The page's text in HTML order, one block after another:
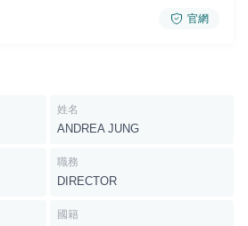
官網
姓名
ANDREA JUNG
職務
DIRECTOR
國籍